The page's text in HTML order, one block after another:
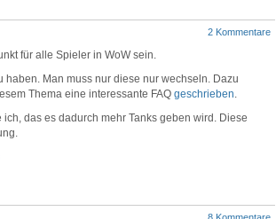
2 Kommentare
für alle Spieler in WoW sein.
Man muss nur diese nur wechseln. Dazu
Thema eine interessante FAQ geschrieben.
das es dadurch mehr Tanks geben wird. Diese